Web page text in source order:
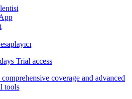
Trial access
coverage and advanced
tools